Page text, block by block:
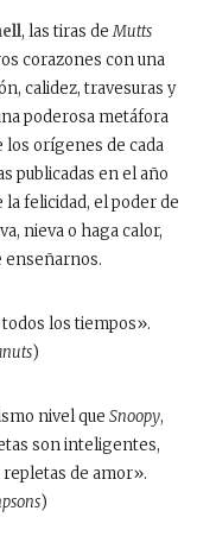
, las tiras deMutts
corazones con una
calidez, travesuras y
poderosa metáfora
los orígenes de cada
publicadas en el año
felicidad, el poder de
nieva o haga calor,
enseñarnos.
los tiempos».
)
nivel que Snoopy,
son inteligentes,
de amor».
)